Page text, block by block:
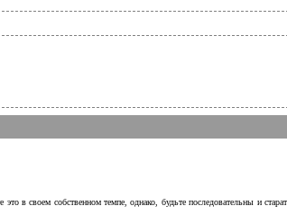
своем собственном темпе, однако, будьте последовательны и